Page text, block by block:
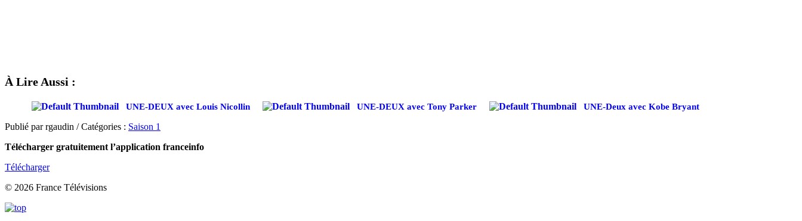
À Lire Aussi :
UNE-DEUX avec Louis Nicollin UNE-DEUX avec Tony Parker
UNE-Deux avec Kobe Bryant
Publié par rgaudin / Catégories : Saison 1
Télécharger gratuitement l’application franceinfo
Télécharger
© 2026 France Télévisions